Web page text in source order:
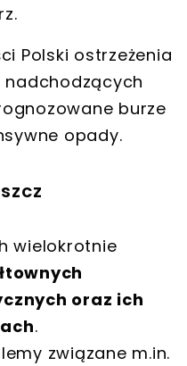
.
Polski ostrzeżenia
burze
opady.
wielokrotnie
oraz ich
.
związane m.in.